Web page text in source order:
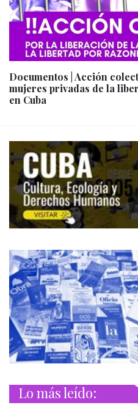
Documentos | Acción
mujeres privadas de la
en Cuba
Lo más leído: